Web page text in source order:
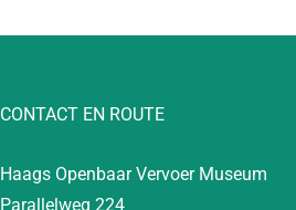
CONTACT EN ROUTE
Haags Openbaar Vervoer Museum
Parallelweg 224